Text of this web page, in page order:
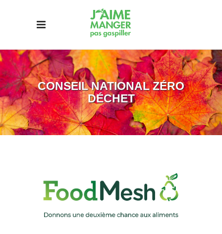
CONSEIL NATIONAL ZÉRO
DÉCHET